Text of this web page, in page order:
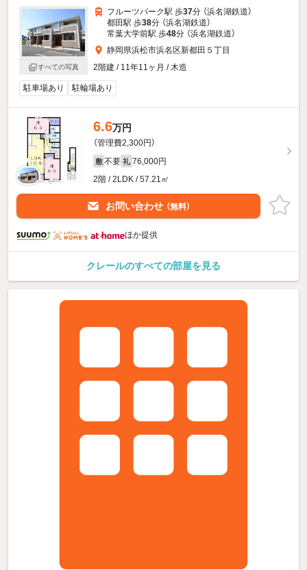
すべての写真
フルーツパーク駅 歩37分 （浜名湖鉄道）
都田駅 歩38分 （浜名湖鉄道）
常葉大学前駅 歩48分 （浜名湖鉄道）
静岡県浜松市浜名区新都田５丁目
2階建 / 11年11ヶ月 / 木造
駐車場あり 駐輪場あり
6.6万円
（管理費2,300円）
敷 不要 礼 76,000円
2階 / 2LDK / 57.21㎡
お問い合わせ （無料）
ほか提供
クレールのすべての部屋を見る